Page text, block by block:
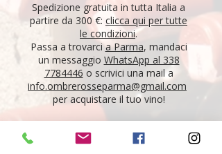
Spedizione gratuita in tutta Italia a
partire da 300 €: clicca qui per tutte
le condizioni.
Passa a trovarcia Parma, mandaci
un messaggio WhatsApp al 338
7784446 o scrivici una mail a
info.ombrerosseparma@gmail.com
per acquistare il tuo vino!
"Tutti i vini della nostra cantina derivano da un
lungo percorso di ricerca, iniziato nel 1995 con